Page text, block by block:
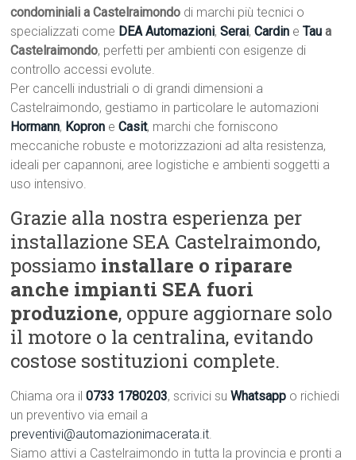
condominiali a Castelraimondo di marchi più tecnici o
specializzati come DEA Automazioni,Serai,Cardin eTau a
Castelraimondo, perfetti per ambienti con esigenze di
controllo accessi evolute.
Per cancelli industriali o di grandi dimensioni a
Castelraimondo, gestiamo in particolare le automazioni
Hormann, Kopron eCasit, marchi che forniscono
meccaniche robuste e motorizzazioni ad alta resistenza,
ideali per capannoni, aree logistiche e ambienti soggetti a
uso intensivo.
Grazie alla nostra esperienza per
installazione SEA Castelraimondo,
possiamo installare o riparare
anche impianti SEA fuori
produzione, oppure aggiornare solo
il motore o la centralina, evitando
costose sostituzioni complete.
Chiama ora il0733 1780203, scrivici suWhatsapp o richiedi
un preventivo via email a
preventivi@automazionimacerata.it.
Siamo attivi a Castelraimondo in tutta la provincia e pronti a